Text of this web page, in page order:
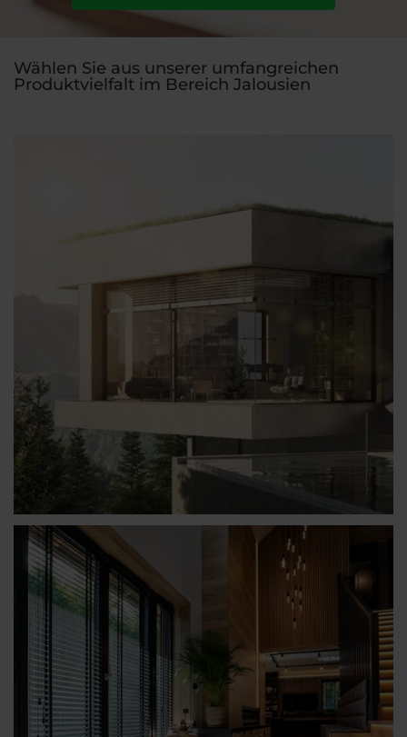
Wählen Sie aus unserer umfangreichen
Produktvielfalt im Bereich Jalousien